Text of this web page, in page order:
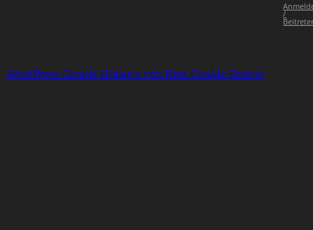
/
WordPress Cookie Hinweis von Real Cookie Banner